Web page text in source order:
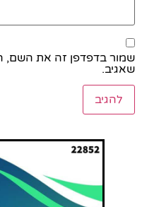
שמור בדפדפן זה את השם,
שאגיב.